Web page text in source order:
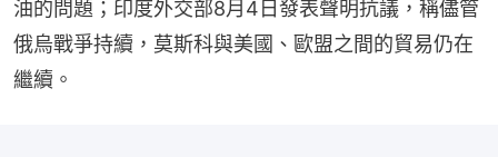
油的問題；印度外交部8月4日發表聲明抗議，稱儘管
俄烏戰爭持續，莫斯科與美國、歐盟之間的貿易仍在
繼續。